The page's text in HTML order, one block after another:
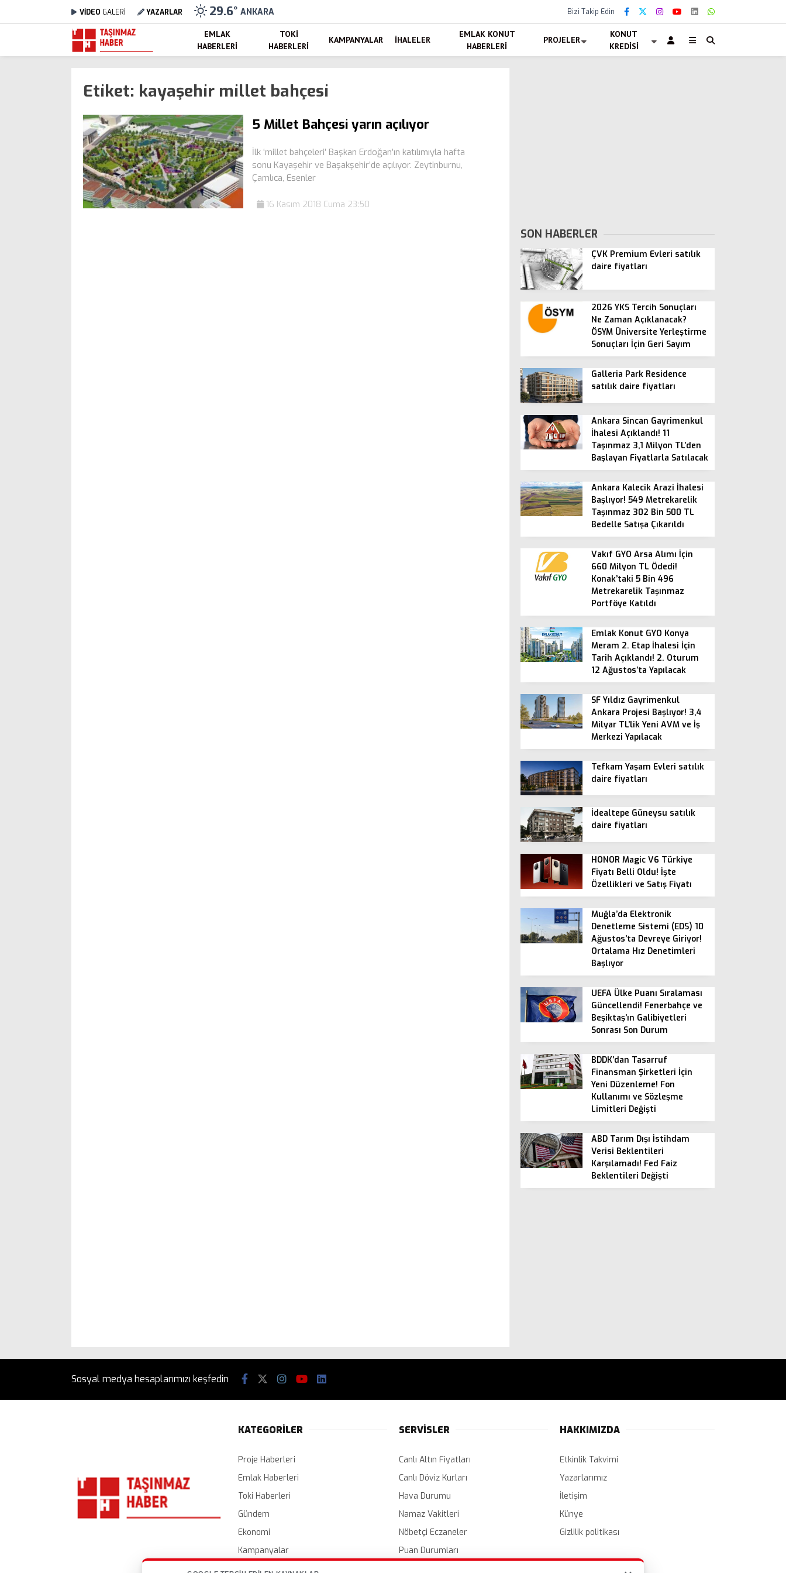
VİDEO GALERİ YAZARLAR 29.6° ANKARA Bizi Takip Edin
EMLAK
HABERLERI
TOKI
HABERLERI
KAMPANYALAR İHALELER
EMLAK KONUT
HABERLERI
PROJELER
KONUT
KREDISI
Etiket: kayaşehir millet bahçesi
5 Millet Bahçesi yarın açılıyor
İlk ‘millet bahçeleri’ Başkan Erdoğan’ın katılımıyla hafta
sonu Kayaşehir ve Başakşehir’de açılıyor. Zeytinburnu,
Çamlıca, Esenler
16 Kasım 2018 Cuma 23:50
SON HABERLER
ÇVK Premium Evleri satılık
daire fiyatları
2026 YKS Tercih Sonuçları
Ne Zaman Açıklanacak?
ÖSYM Üniversite Yerleştirme
Sonuçları İçin Geri Sayım
Galleria Park Residence
satılık daire fiyatları
Ankara Sincan Gayrimenkul
İhalesi Açıklandı! 11
Taşınmaz 3,1 Milyon TL’den
Başlayan Fiyatlarla Satılacak
Ankara Kalecik Arazi İhalesi
Başlıyor! 549 Metrekarelik
Taşınmaz 302 Bin 500 TL
Bedelle Satışa Çıkarıldı
Vakıf GYO Arsa Alımı İçin
660 Milyon TL Ödedi!
Konak’taki 5 Bin 496
Metrekarelik Taşınmaz
Portföye Katıldı
Emlak Konut GYO Konya
Meram 2. Etap İhalesi İçin
Tarih Açıklandı! 2. Oturum
12 Ağustos’ta Yapılacak
SF Yıldız Gayrimenkul
Ankara Projesi Başlıyor! 3,4
Milyar TL’lik Yeni AVM ve İş
Merkezi Yapılacak
Tefkam Yaşam Evleri satılık
daire fiyatları
İdealtepe Güneysu satılık
daire fiyatları
HONOR Magic V6 Türkiye
Fiyatı Belli Oldu! İşte
Özellikleri ve Satış Fiyatı
Muğla’da Elektronik
Denetleme Sistemi (EDS) 10
Ağustos’ta Devreye Giriyor!
Ortalama Hız Denetimleri
Başlıyor
UEFA Ülke Puanı Sıralaması
Güncellendi! Fenerbahçe ve
Beşiktaş’ın Galibiyetleri
Sonrası Son Durum
BDDK’dan Tasarruf
Finansman Şirketleri İçin
Yeni Düzenleme! Fon
Kullanımı ve Sözleşme
Limitleri Değişti
ABD Tarım Dışı İstihdam
Verisi Beklentileri
Karşılamadı! Fed Faiz
Beklentileri Değişti
Sosyal medya hesaplarımızı keşfedin
KATEGORİLER
Proje Haberleri
Emlak Haberleri
Toki Haberleri
Gündem
Ekonomi
Kampanyalar
İhaleler
SERVİSLER
Canlı Altın Fiyatları
Canlı Döviz Kurları
Hava Durumu
Namaz Vakitleri
Nöbetçi Eczaneler
Puan Durumları
HAKKIMIZDA
Etkinlik Takvimi
Yazarlarımız
İletişim
Künye
Gizlilik politikası